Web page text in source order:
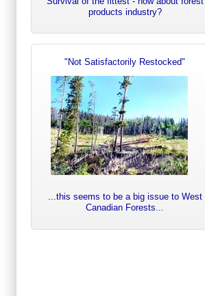
products industry?
"Not Satisfactorily Restocked"
...this seems to be a big issue to West
Canadian Forests...